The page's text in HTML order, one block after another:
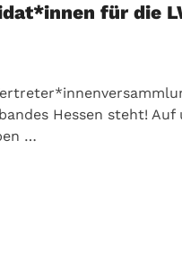
für die
Hessen steht! Auf
…